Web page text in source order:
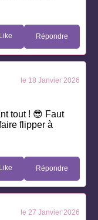
Répondre
le 18 Janvier 2026
tout ! 😎 Faut
flipper à
Répondre
le 27 Janvier 2026